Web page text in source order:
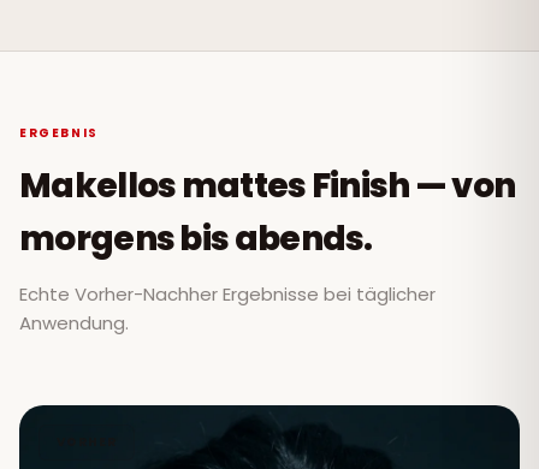
ERGEBNIS
Makellos mattes Finish — von
morgens bis abends.
Echte Vorher-Nachher Ergebnisse bei täglicher
Anwendung.